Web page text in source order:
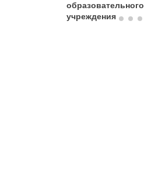
образовательного
учреждения